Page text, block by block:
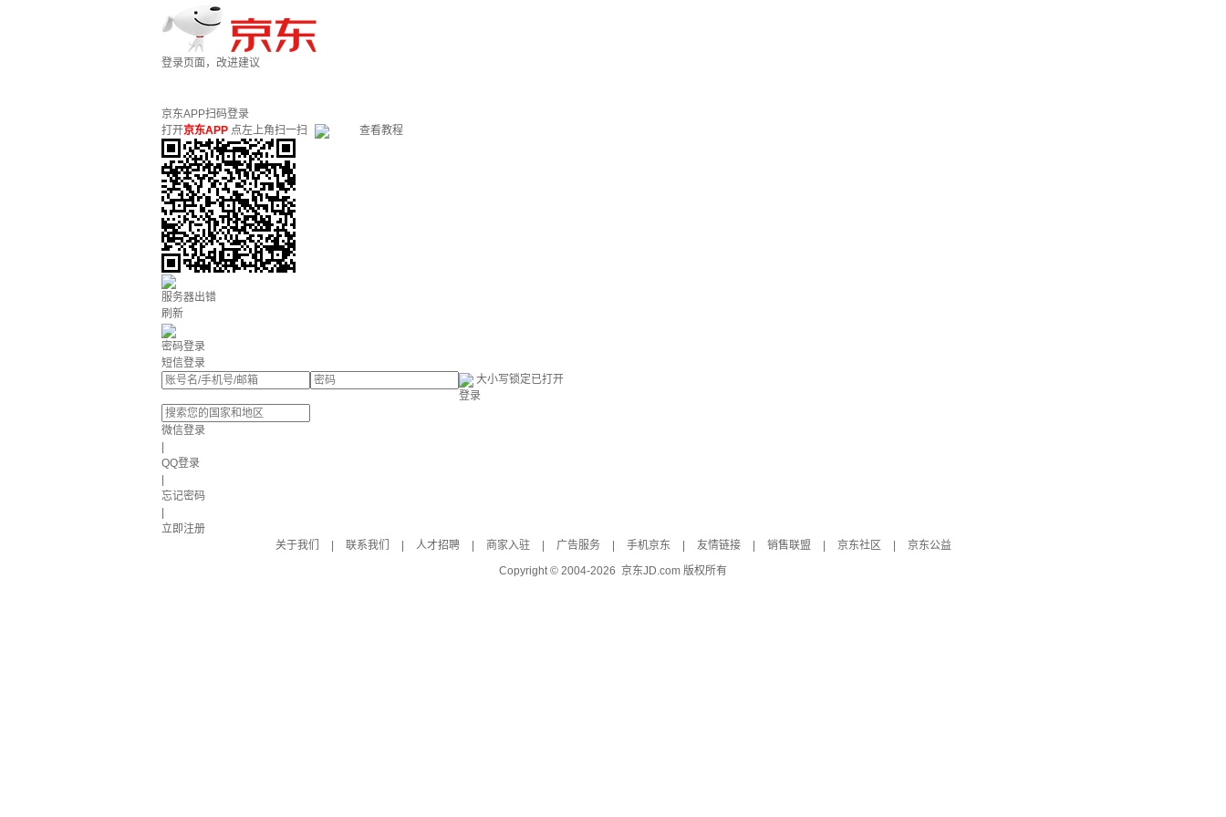
登录页面，改进建议
京东APP扫码登录
打开京东APP 点左上角扫一扫 查看教程
服务器出错
刷新
密码登录
短信登录
大小写锁定已打开
登录
微信登录
QQ登录
忘记密码
立即注册
关于我们
联系我们 人才招聘 商家入驻 广告服务 手机京东 友情链接 销售联盟 京东社区
京东公益
Copyright © 2004-2026 京东JD.com 版权所有